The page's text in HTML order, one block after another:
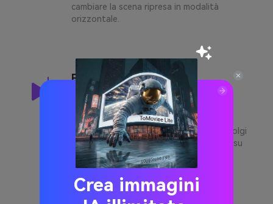
cambiare la scena ripresa in modalità
orizzontale.
Flip & Mirror Video
UniConverter online (originariamente
Media.io) consente di capovolgere o
specchiare facilmente video online
orizzontalmente o verticalmente. Capovolgi
e rispecchia i video di YouTube o i video su
altri dispositivi senza problemi.
Crea immagini